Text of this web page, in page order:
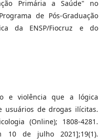
Primária a Saúde" no
de Pós-Graduação
da ENSP/Fiocruz e do
e violência que a lógica
usuários de drogas ilícitas.
(Online); 1808-4281.
10 de julho 2021];19(1).